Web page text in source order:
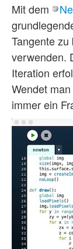
Mit dem
Tangente
verwenden.
Iteration
Wendet
immer ein